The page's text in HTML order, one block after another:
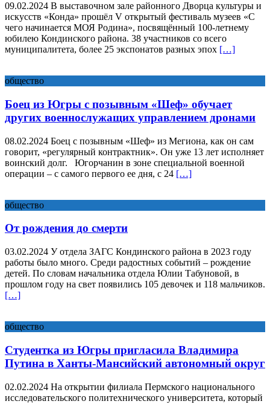
09.02.2024 В выставочном зале районного Дворца культуры и
искусств «Конда» прошёл V открытый фестиваль музеев «С
чего начинается МОЯ Родина», посвящённый 100-летнему
юбилею Кондинского района. 38 участников со всего
муниципалитета, более 25 экспонатов разных эпох […]
общество
Боец из Югры с позывным «Шеф» обучает
других военнослужащих управлением дронами
08.02.2024 Боец с позывным «Шеф» из Мегиона, как он сам
говорит, «регулярный контрактник». Он уже 13 лет исполняет
воинский долг. Югорчанин в зоне специальной военной
операции – с самого первого ее дня, с 24 […]
общество
От рождения до смерти
03.02.2024 У отдела ЗАГС Кондинского района в 2023 году
работы было много. Среди радостных событий – рождение
детей. По словам начальника отдела Юлии Табуновой, в
прошлом году на свет появились 105 девочек и 118 мальчиков.
[…]
общество
Студентка из Югры пригласила Владимира
Путина в Ханты-Мансийский автономный округ
02.02.2024 На открытии филиала Пермского национального
исследовательского политехнического университета, который